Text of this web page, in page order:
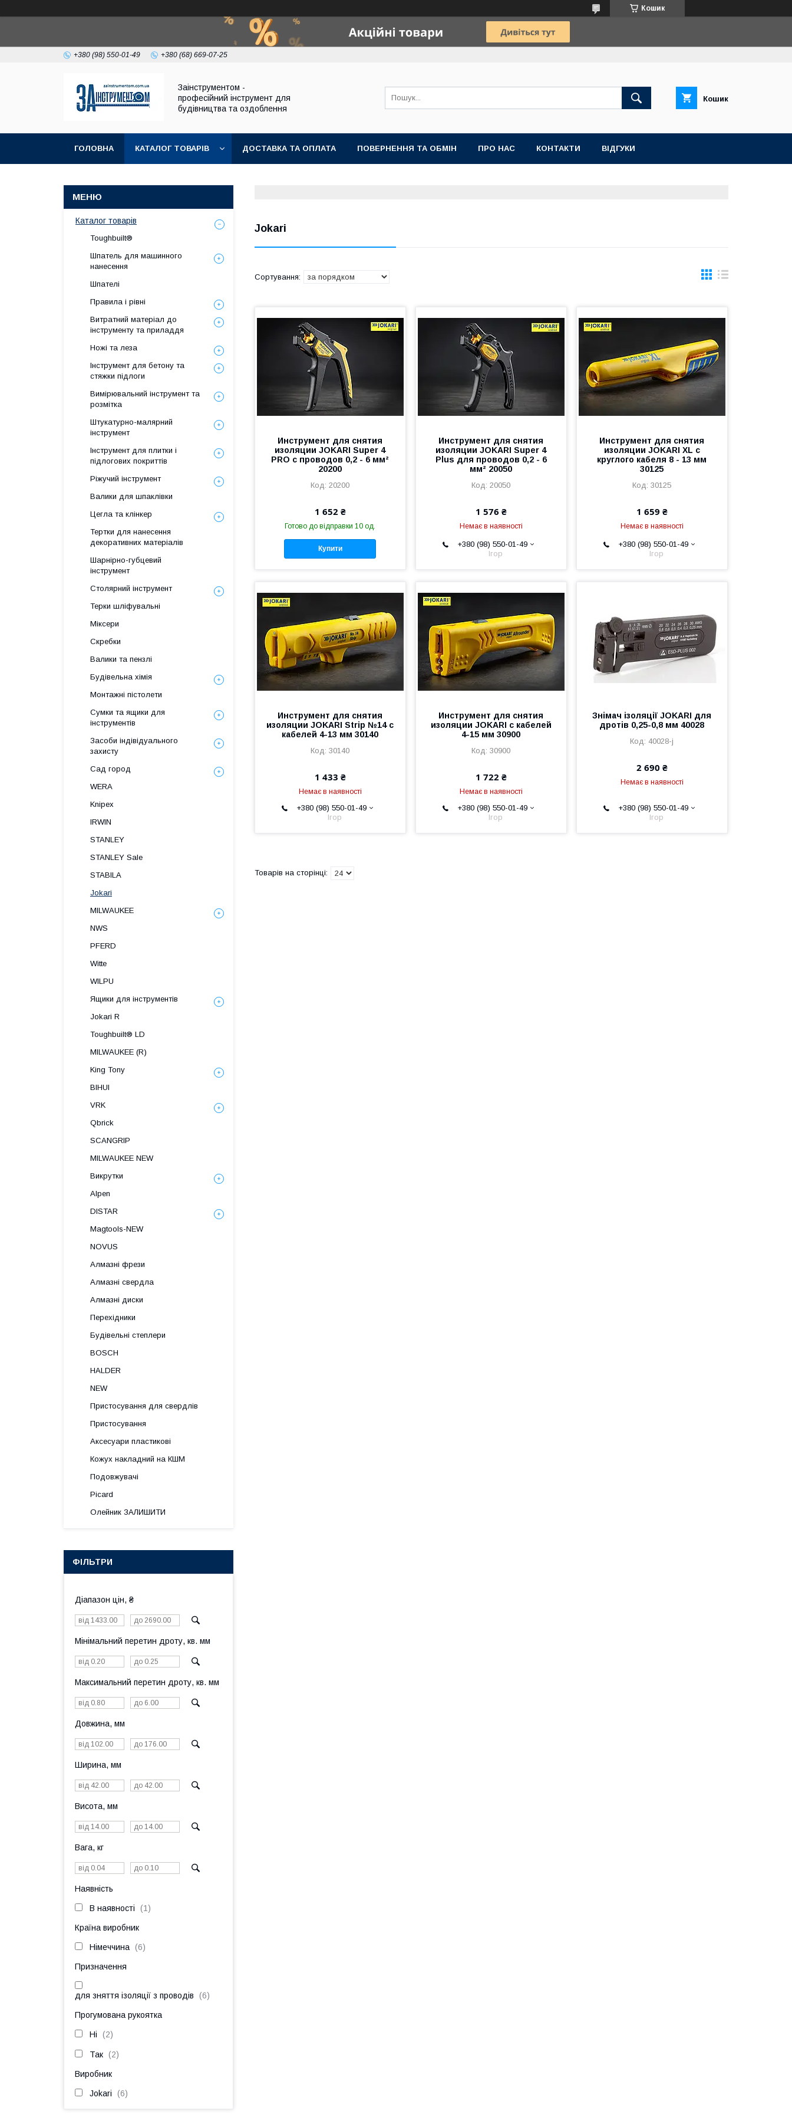
Кошик
+380 (98) 550-01-49 +380 (68) 669-07-25
Заінструментом -
професійний інструмент для
будівництва та оздоблення
Кошик
ГОЛОВНА КАТАЛОГ ТОВАРІВ ДОСТАВКА ТА ОПЛАТА ПОВЕРНЕННЯ ТА ОБМІН ПРО НАС КОНТАКТИ ВІДГУКИ
Jokari
Инструмент для снятия
изоляции JOKARI Super 4
PRO с проводов 0,2 - 6 мм²
20200
20200
1 652 ₴
Готово до відправки 10 од.
Купити
Инструмент для снятия
изоляции JOKARI Super 4
Plus для проводов 0,2 - 6
мм² 20050
20050
1 576 ₴
Немає в наявності
+380 (98) 550-01-49
Ігор
Инструмент для снятия
изоляции JOKARI XL с
круглого кабеля 8 - 13 мм
30125
30125
1 659 ₴
Немає в наявності
+380 (98) 550-01-49
Ігор
Инструмент для снятия
изоляции JOKARI Strip №14 с
кабелей 4-13 мм 30140
30140
1 433 ₴
Немає в наявності
+380 (98) 550-01-49
Ігор
Инструмент для снятия
изоляции JOKARI с кабелей
4-15 мм 30900
30900
1 722 ₴
Немає в наявності
+380 (98) 550-01-49
Ігор
Знімач ізоляції JOKARI для
дротів 0,25-0,8 мм 40028
40028-j
2 690 ₴
Немає в наявності
+380 (98) 550-01-49
Ігор
Каталог товарів
Toughbuilt®
Шпатель для машинного
нанесення
Шпателі
Правила і рівні
Витратний матеріал до
інструменту та приладдя
Ножі та леза
Інструмент для бетону та
стяжки підлоги
Вимірювальний інструмент та
розмітка
Штукатурно-малярний
інструмент
Інструмент для плитки і
підлогових покриттів
Ріжучий інструмент
Валики для шпаклівки
Цегла та клінкер
Тертки для нанесення
декоративних матеріалів
Шарнірно-губцевий
інструмент
Столярний інструмент
Терки шліфувальні
Міксери
Скребки
Валики та пензлі
Будівельна хімія
Монтажні пістолети
Сумки та ящики для
інструментів
Засоби індівідуального
захисту
Сад город
WERA
Knipex
IRWIN
STANLEY
STANLEY Sale
STABILA
Jokari
MILWAUKEE
NWS
PFERD
Witte
WILPU
Ящики для інструментів
Jokari R
Toughbuilt® LD
MILWAUKEE (R)
King Tony
BIHUI
VRK
Qbrick
SCANGRIP
MILWAUKEE NEW
Викрутки
Alpen
DISTAR
Magtools-NEW
NOVUS
Алмазні фрези
Алмазні свердла
Алмазні диски
Перехідники
Будівельні степлери
BOSCH
HALDER
NEW
Пристосування для свердлів
Пристосування
Аксесуари пластикові
Кожух накладний на КШМ
Подовжувачі
Picard
Олейник ЗАЛИШИТИ
ФІЛЬТРИ
Діапазон цін, ₴
Мінімальний перетин дроту, кв. мм
Максимальний перетин дроту, кв. мм
Довжина, мм
Ширина, мм
Висота, мм
Вага, кг
Наявність
В наявності 1
Країна виробник
Німеччина 6
Призначення
для зняття ізоляції з проводів 6
Прогумована рукоятка
Ні 2
Так 2
Виробник
Jokari 6